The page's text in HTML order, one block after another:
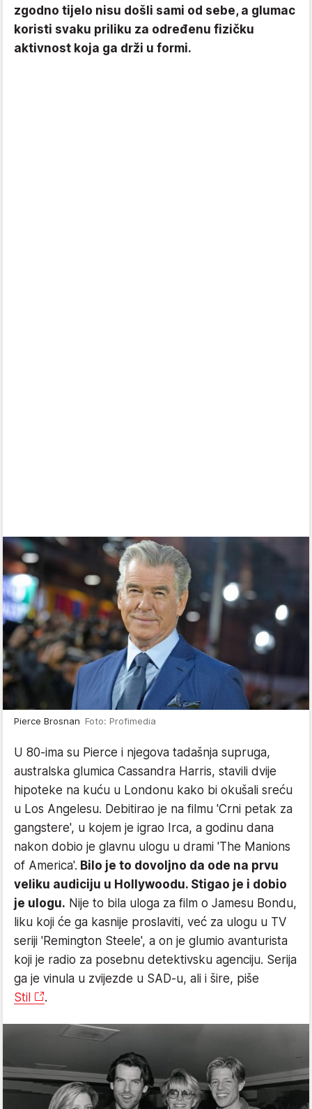
zgodno tijelo nisu došli sami od sebe, a glumac
koristi svaku priliku za određenu fizičku
aktivnost koja ga drži u formi.
Pierce Brosnan Foto: Profimedia
U 80-ima su Pierce i njegova tadašnja supruga,
australska glumica Cassandra Harris, stavili dvije
hipoteke na kuću u Londonu kako bi okušali sreću
u Los Angelesu. Debitirao je na filmu 'Crni petak za
gangstere', u kojem je igrao Irca, a godinu dana
nakon dobio je glavnu ulogu u drami 'The Manions
of America'. Bilo je to dovoljno da ode na prvu
veliku audiciju u Hollywoodu. Stigao je i dobio
je ulogu. Nije to bila uloga za film o Jamesu Bondu,
liku koji će ga kasnije proslaviti, već za ulogu u TV
seriji 'Remington Steele', a on je glumio avanturista
koji je radio za posebnu detektivsku agenciju. Serija
ga je vinula u zvijezde u SAD-u, ali i šire, piše
Stil
.